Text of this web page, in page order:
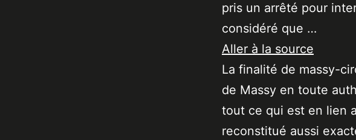
pris un arrêté pour
considéré que …
Aller à la source
La finalité de massy-
de Massy en toute
tout ce qui est en lien
reconstitué aussi